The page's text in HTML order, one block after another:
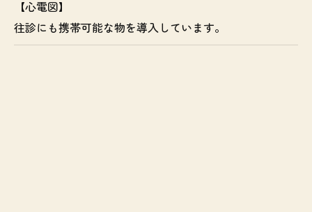
【心電図】
往診にも携帯可能な物を導入しています。